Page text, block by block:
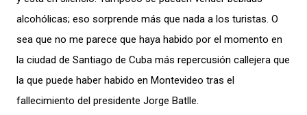
alcohólicas; eso sorprende más que nada a los turistas. O
sea que no me parece que haya habido por el momento en
la ciudad de Santiago de Cuba más repercusión callejera que
la que puede haber habido en Montevideo tras el
fallecimiento del presidente Jorge Batlle.